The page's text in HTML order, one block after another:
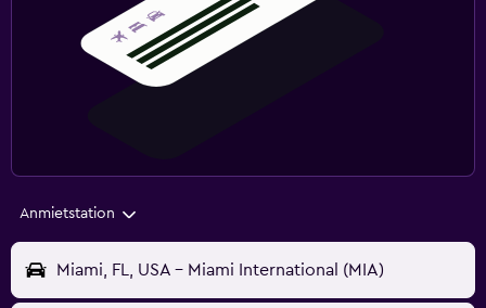
Anmietstation
Miami, FL, USA - Miami International (MIA)